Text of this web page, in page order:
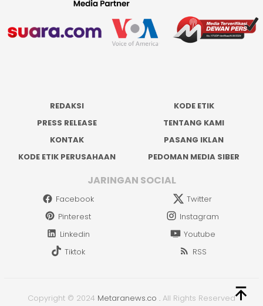
REDAKSI
KODE ETIK
PRESS RELEASE
TENTANG KAMI
KONTAK
PASANG IKLAN
KODE ETIK PERUSAHAAN
PEDOMAN MEDIA SIBER
JARINGAN SOCIAL
Facebook
Twitter
Pinterest
Instagram
Linkedin
Youtube
Tiktok
RSS
Copyright © 2024 Metaranews.co . All Rights Reserved